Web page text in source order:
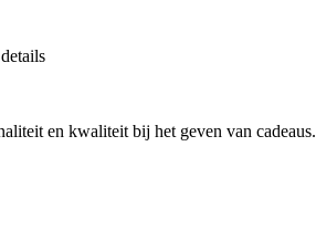
en kwaliteit bij het geven van cadeaus.